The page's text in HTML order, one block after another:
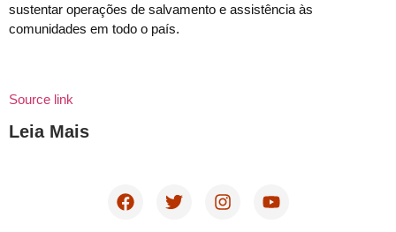
sustentar operações de salvamento e assistência às
comunidades em todo o país.
Source link
Leia Mais